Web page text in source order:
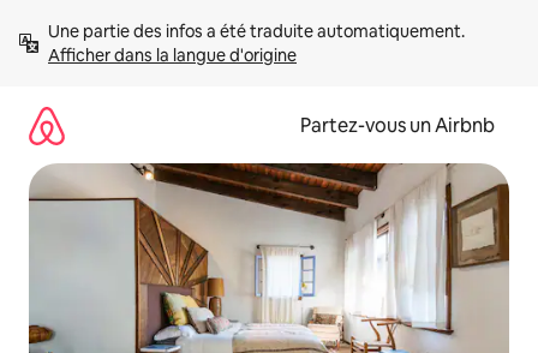
directement
Afficher dans la langue d'origine
Partez-vous un Airbnb